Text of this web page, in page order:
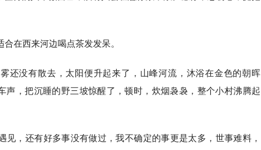
在西来河边喝点茶发发呆。
还没有散去，太阳便升起来了，山峰河流，沐浴在金色的朝晖
声，把沉睡的野三坡惊醒了，顿时，炊烟袅袅，整个小村沸腾起
见，还有好多事没有做过，我不确定的事更是太多，世事难料，